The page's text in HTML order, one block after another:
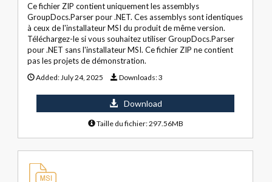
Ce fichier ZIP contient uniquement les assemblys
GroupDocs.Parser pour .NET. Ces assemblys sont identiques
à ceux de l'installateur MSI du produit de même version.
Téléchargez-le si vous souhaitez utiliser GroupDocs.Parser
pour .NET sans l'installateur MSI. Ce fichier ZIP ne contient
pas les projets de démonstration.
Added: July 24, 2025 Downloads:3
Download
Taille du fichier: 297.56MB